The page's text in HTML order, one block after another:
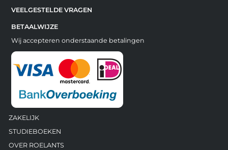
VEELGESTELDE VRAGEN
BETAALWIJZE
Wij accepteren onderstaande betalingen
ZAKELIJK
STUDIEBOEKEN
OVER ROELANTS